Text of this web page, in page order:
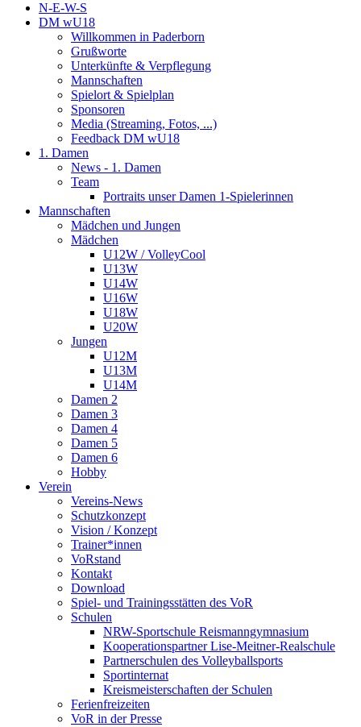
N-E-W-S
DM wU18
Willkommen in Paderborn
Grußworte
Unterkünfte & Verpflegung
Mannschaften
Spielort & Spielplan
Sponsoren
Media (Streaming, Fotos, ...)
Feedback DM wU18
1. Damen
News - 1. Damen
Team
Portraits unser Damen 1-Spielerinnen
Mannschaften
Mädchen und Jungen
Mädchen
U12W / VolleyCool
U13W
U14W
U16W
U18W
U20W
Jungen
U12M
U13M
U14M
Damen 2
Damen 3
Damen 4
Damen 5
Damen 6
Hobby
Verein
Vereins-News
Schutzkonzept
Vision / Konzept
Trainer*innen
VoRstand
Kontakt
Download
Spiel- und Trainingsstätten des VoR
Schulen
NRW-Sportschule Reismanngymnasium
Kooperationspartner Lise-Meitner-Realschule
Partnerschulen des Volleyballsports
Sportinternat
Kreismeisterschaften der Schulen
Ferienfreizeiten
VoR in der Presse